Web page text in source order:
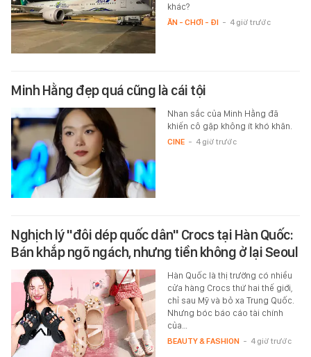
khác?
ĂN - CHƠI - ĐI - 4 giờ trước
Minh Hằng đẹp quá cũng là cái tội
Nhan sắc của Minh Hằng đã
khiến cô gặp không ít khó khăn.
CINE - 4 giờ trước
Nghịch lý "đôi dép quốc dân" Crocs tại Hàn Quốc:
Bán khắp ngõ ngách, nhưng tiền không ở lại Seoul
Hàn Quốc là thị trường có nhiều
cửa hàng Crocs thứ hai thế giới,
chỉ sau Mỹ và bỏ xa Trung Quốc.
Nhưng bóc báo cáo tài chính
của…
BEAUTY & FASHION - 4 giờ trước